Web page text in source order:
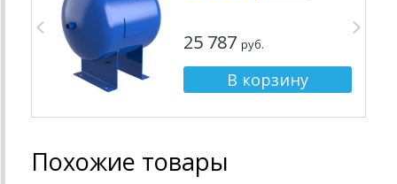
25 787 руб.
Похожие товары